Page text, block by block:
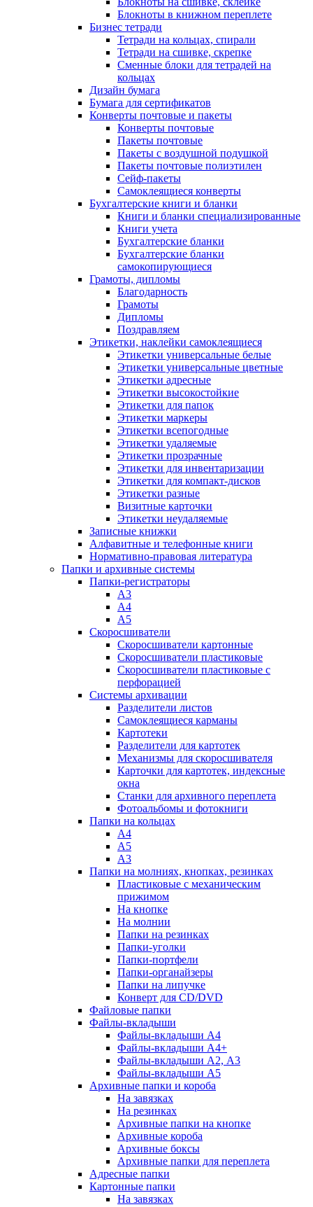
Блокноты в книжном переплете
Бизнес тетради
Тетради на кольцах, спирали
Тетради на сшивке, скрепке
Сменные блоки для тетрадей на
кольцах
Дизайн бумага
Бумага для сертификатов
Конверты почтовые и пакеты
Конверты почтовые
Пакеты почтовые
Пакеты с воздушной подушкой
Пакеты почтовые полиэтилен
Сейф-пакеты
Самоклеящиеся конверты
Бухгалтерские книги и бланки
Книги и бланки специализированные
Книги учета
Бухгалтерские бланки
Бухгалтерские бланки
самокопирующиеся
Грамоты, дипломы
Благодарность
Грамоты
Дипломы
Поздравляем
Этикетки, наклейки самоклеящиеся
Этикетки универсальные белые
Этикетки универсальные цветные
Этикетки адресные
Этикетки высокостойкие
Этикетки для папок
Этикетки маркеры
Этикетки всепогодные
Этикетки удаляемые
Этикетки прозрачные
Этикетки для инвентаризации
Этикетки для компакт-дисков
Этикетки разные
Визитные карточки
Этикетки неудаляемые
Записные книжки
Алфавитные и телефонные книги
Нормативно-правовая литература
Папки и архивные системы
Папки-регистраторы
А3
А4
А5
Скоросшиватели
Скоросшиватели картонные
Скоросшиватели пластиковые
Скоросшиватели пластиковые с
перфорацией
Системы архивации
Разделители листов
Самоклеящиеся карманы
Картотеки
Разделители для картотек
Механизмы для скоросшивателя
Карточки для картотек, индексные
окна
Станки для архивного переплета
Фотоальбомы и фотокниги
Папки на кольцах
А4
А5
А3
Папки на молниях, кнопках, резинках
Пластиковые с механическим
прижимом
На кнопке
На молнии
Папки на резинках
Папки-уголки
Папки-портфели
Папки-органайзеры
Папки на липучке
Конверт для CD/DVD
Файловые папки
Файлы-вкладыши
Файлы-вкладыши А4
Файлы-вкладыши А4+
Файлы-вкладыши А2, А3
Файлы-вкладыши А5
Архивные папки и короба
На завязках
На резинках
Архивные папки на кнопке
Архивные короба
Архивные боксы
Архивные папки для переплета
Адресные папки
Картонные папки
На завязках